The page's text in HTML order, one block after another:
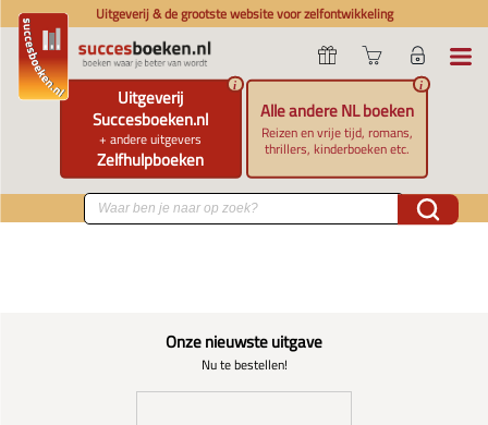
Uitgeverij & de grootste website voor zelfontwikkeling
Uitgeverij
Succesboeken.nl
+ andere uitgevers
Zelfhulpboeken
i
Alle andere NL boeken
Reizen en vrije tijd, romans,
thrillers, kinderboeken etc.
i
Onze nieuwste uitgave
Nu te bestellen!